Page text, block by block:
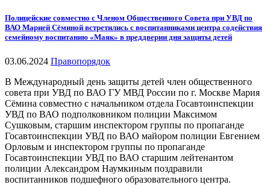
Полицейские совместно с Членом Общественного Совета при УВД по
ВАО Марией Сёминой встретились с воспитанниками центра содействия
семейному воспитанию «Маяк» в преддверии дня защиты детей
03.06.2024 Правопорядок
В Международный день защиты детей член общественного
совета при УВД по ВАО ГУ МВД России по г. Москве Мария
Сёмина совместно с начальником отдела Госавтоинспекции
УВД по ВАО подполковником полиции Максимом
Сушковым, старшим инспектором группы по пропаганде
Госавтоинспекции УВД по ВАО майором полиции Евгением
Орловым и инспектором группы по пропаганде
Госавтоинспекции УВД по ВАО старшим лейтенантом
полиции Александром Наумкиным поздравили
воспитанников подшефного образовательного центра.